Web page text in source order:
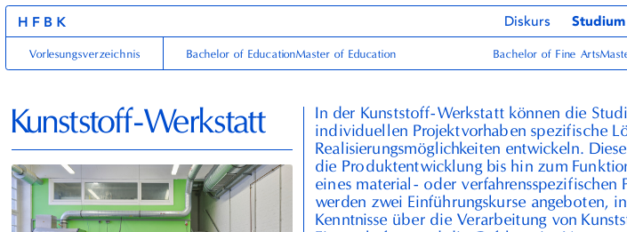
HFBK Diskurs Studium
Vorlesungsverzeichnis Bachelor of EducationMaster of Education Bachelor of Fine Arts
Kunststoff-Werkstatt In der Kunststoff-Werkstatt können die
individuellen Projektvorhaben spezifische
Realisierungsmöglichkeiten entwickeln.
die Produktentwicklung bis hin zum
eines material- oder verfahrensspezifischen
werden zwei Einführungskurse angeboten,
Kenntnisse über die Verarbeitung von